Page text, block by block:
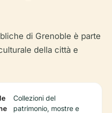
di Grenoble è parte
della città e
Collezioni del
patrimonio, mostre e